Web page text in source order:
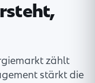
zählt
stärkt die